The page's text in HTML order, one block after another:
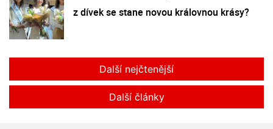
z dívek se stane novou královnou krásy?
Další nejčtenější
Další články